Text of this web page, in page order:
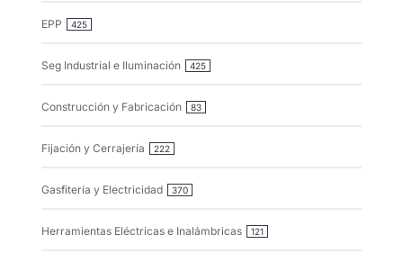
EPP 425
Seg Industrial e Iluminación 425
Construcción y Fabricación 83
Fijación y Cerrajería 222
Gasfitería y Electricidad 370
Herramientas Eléctricas e Inalámbricas 121